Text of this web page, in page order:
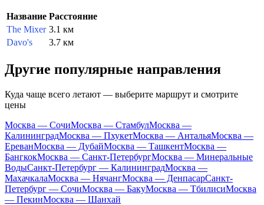
Название Расстояние
The Mixer 3.1 км
Davo's
3.7 км
Другие популярные направления
Куда чаще всего летают — выберите маршрут и смотрите
цены
Москва — СочиМосква — СтамбулМосква —
КалининградМосква — ПхукетМосква — АнтальяМосква —
ЕреванМосква — ДубайМосква — ТашкентМосква —
БангкокМосква — Санкт-ПетербургМосква — Минеральные
ВодыСанкт-Петербург — КалининградМосква —
МахачкалаМосква — НячангМосква — ДенпасарСанкт-
Петербург — СочиМосква — БакуМосква — ТбилисиМосква
— ПекинМосква — Шанхай